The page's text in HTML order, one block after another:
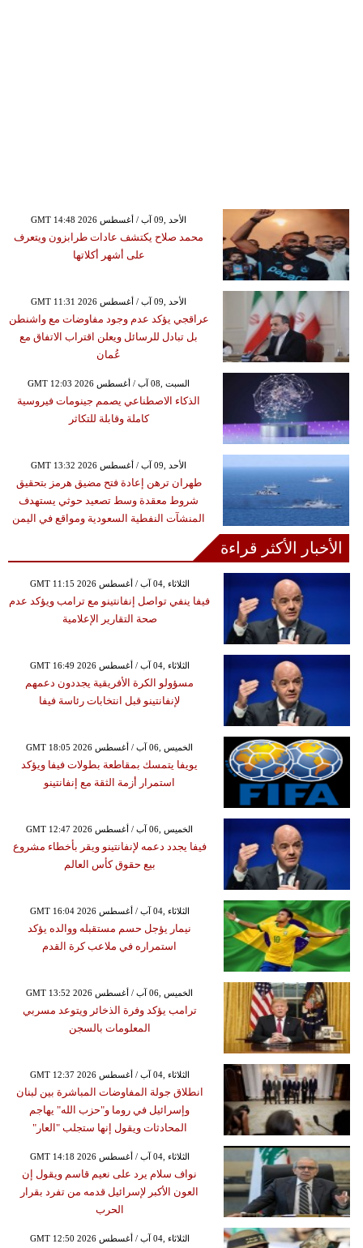
GMT 14:48 2026 الأحد ,09 آب / أغسطس
محمد صلاح يكتشف عادات طرابزون ويتعرف
على أشهر أكلاتها
GMT 11:31 2026 الأحد ,09 آب / أغسطس
عراقجي يؤكد عدم وجود مفاوضات مع واشنطن
بل تبادل للرسائل ويعلن اقتراب الاتفاق مع
عُمان
GMT 12:03 2026 السبت ,08 آب / أغسطس
الذكاء الاصطناعي يصمم جينومات فيروسية
كاملة وقابلة للتكاثر
GMT 13:32 2026 الأحد ,09 آب / أغسطس
طهران ترهن إعادة فتح مضيق هرمز بتحقيق
شروط معقدة وسط تصعيد حوثي يستهدف
المنشآت النفطية السعودية ومواقع في اليمن
الأخبار الأكثر قراءة
GMT 11:15 2026 الثلاثاء ,04 آب / أغسطس
فيفا ينفي تواصل إنفانتينو مع ترامب ويؤكد عدم
صحة التقارير الإعلامية
GMT 16:49 2026 الثلاثاء ,04 آب / أغسطس
مسؤولو الكرة الأفريقية يجددون دعمهم
لإنفانتينو قبل انتخابات رئاسة فيفا
GMT 18:05 2026 الخميس ,06 آب / أغسطس
يويفا يتمسك بمقاطعة بطولات فيفا ويؤكد
استمرار أزمة الثقة مع إنفانتينو
GMT 12:47 2026 الخميس ,06 آب / أغسطس
فيفا يجدد دعمه لإنفانتينو ويقر بأخطاء مشروع
بيع حقوق كأس العالم
GMT 16:04 2026 الثلاثاء ,04 آب / أغسطس
نيمار يؤجل حسم مستقبله ووالده يؤكد
استمراره في ملاعب كرة القدم
GMT 13:52 2026 الخميس ,06 آب / أغسطس
ترامب يؤكد وفرة الذخائر ويتوعد مسربي
المعلومات بالسجن
GMT 12:37 2026 الثلاثاء ,04 آب / أغسطس
انطلاق جولة المفاوضات المباشرة بين لبنان
وإسرائيل في روما و"حزب الله" يهاجم
المحادثات ويقول إنها ستجلب "العار"
GMT 14:18 2026 الثلاثاء ,04 آب / أغسطس
نواف سلام يرد على نعيم قاسم ويقول إن
العون الأكبر لإسرائيل قدمه من تفرد بقرار
الحرب
GMT 12:50 2026 الثلاثاء ,04 آب / أغسطس